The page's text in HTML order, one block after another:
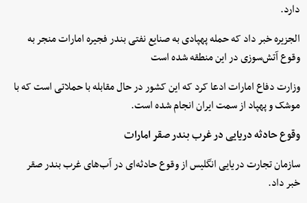
دارد.
الجزیره خبر داد که حمله پهپادی به صنایع نفتی بندر فجیره امارات منجر به
وقوع آتش‌سوزی در این منطقه شده است
وزارت دفاع امارات ادعا کرد که این کشور در حال مقابله با حملاتی است که با
موشک و پهپاد از سمت ایران انجام شده است.
وقوع حادثه دریایی در غرب بندر صقر امارات
سازمان تجارت دریایی انگلیس از وقوع حادثه‌ای در آب‌های غرب بندر صقر
خبر داد.